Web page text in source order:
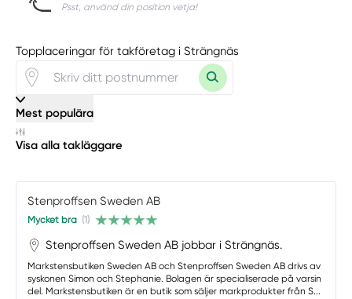
Psst, använd din position vetja!
Topplaceringar för takföretag i Strängnäs
Mest populära
Visa alla takläggare
Stenproffsen Sweden AB
Mycket bra (1)
Stenproffsen Sweden AB jobbar i Strängnäs.
Markstensbutiken Sweden AB och Stenproffsen Sweden AB drivs av
syskonen Simon och Stephanie. Bolagen är specialiserade på varsin
del. Markstensbutiken är en butik som säljer markprodukter från S...